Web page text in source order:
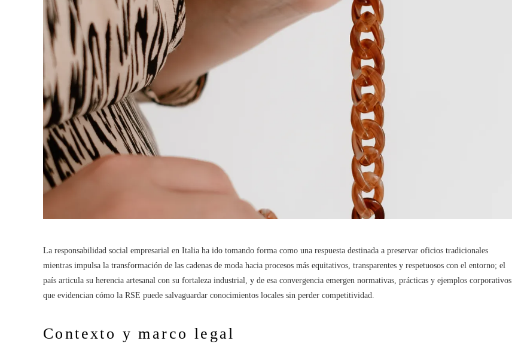
La responsabilidad social empresarial en Italia ha ido tomando forma como una respuesta destinada a preservar oficios tradicionales
mientras impulsa la transformación de las cadenas de moda hacia procesos más equitativos, transparentes y respetuosos con el entorno; el
país articula su herencia artesanal con su fortaleza industrial, y de esa convergencia emergen normativas, prácticas y ejemplos corporativos
que evidencian cómo la RSE puede salvaguardar conocimientos locales sin perder competitividad.
Contexto y marco legal